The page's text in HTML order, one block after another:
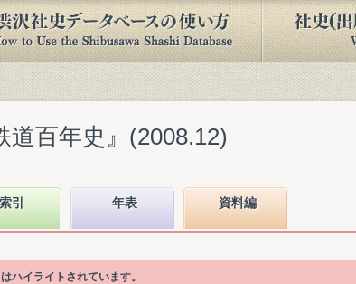
百年史』(2008.12)
索引 年表 資料編
ハイライトされています。